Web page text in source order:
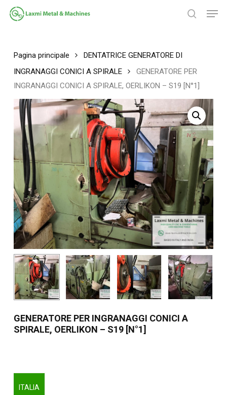
Salta
Pagina principale
DENTATRICE GENERATORE DI
INGRANAGGI CONICI A SPIRALE
GENERATORE PER
INGRANAGGI CONICI A SPIRALE, OERLIKON – S19 [N°1]
GENERATORE PER INGRANAGGI CONICI A
SPIRALE, OERLIKON – S19 [N°1]
ITALIA